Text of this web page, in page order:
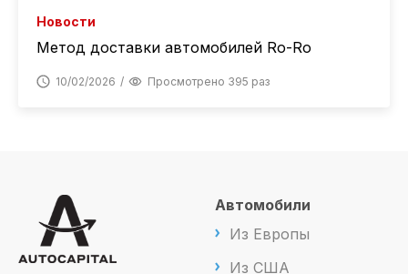
Новости
Метод доставки автомобилей Ro-Ro
10/02/2026 Просмотрено 395 раз
Автомобили
Из Европы
Из США